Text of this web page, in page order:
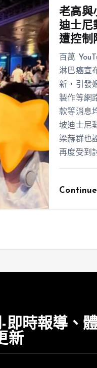
老高與
迪士尼
遭控制
百萬
淋巴癌宣
新，引發
製作等網
款等消息
坡迪士尼
梁赫群也
再度受到
時報導、
新